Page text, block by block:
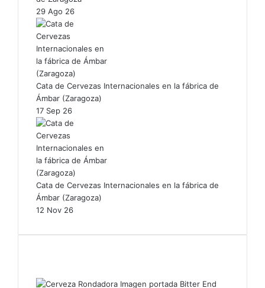
29 Ago 26
Cata de Cervezas Internacionales en la fábrica de
Ámbar (Zaragoza)
17 Sep 26
Cata de Cervezas Internacionales en la fábrica de
Ámbar (Zaragoza)
12 Nov 26